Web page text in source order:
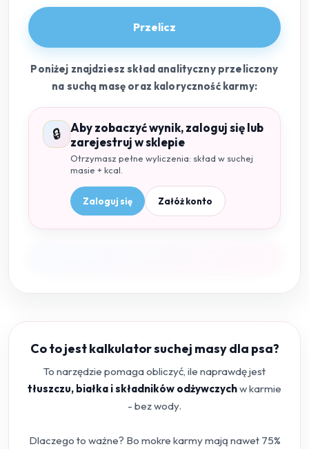
Przelicz
Poniżej znajdziesz skład analityczny przeliczony
na suchą masę oraz kaloryczność karmy:
🔒
Aby zobaczyć wynik, zaloguj się lub
zarejestruj w sklepie
Otrzymasz pełne wyliczenia: skład w suchej
masie + kcal.
Zaloguj się Załóż konto
Co to jest kalkulator suchej masy dla psa?
To narzędzie pomaga obliczyć, ile naprawdę jest
tłuszczu, białka i składników odżywczychw karmie
- bez wody.
Dlaczego to ważne? Bo mokre karmy mają nawet 75%